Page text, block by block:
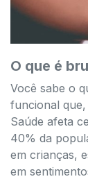
O que é
Você sabe o
funcional
Saúde afeta
40% da
em crianças,
em